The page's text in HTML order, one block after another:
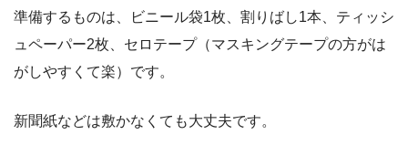
準備するものは、
ビニール袋1枚、割りばし1本、ティッシ
ュペーパー2枚、セロテープ（マスキングテープの方がは
がしやすくて楽） です。
新聞紙などは敷かなくても大丈夫です。